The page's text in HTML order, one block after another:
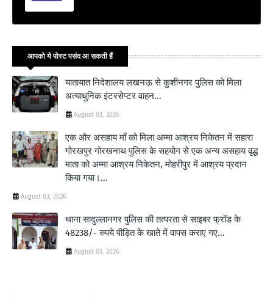
आपको ये पोस्ट पसंद आ सकती हैं
यातायात निदेशालय लखनऊ से कुशीनगर पुलिस को मिला
अत्याधुनिक इंटरसेप्टर वाहन...
August 03, 2026
एक और असहाय माँ को मिला अम्मा आश्रय निकेतन में सहारा
गोरखपुर गोरखनाथ पुलिस के सहयोग से एक अन्य असहाय वृद्ध
माता को अम्मा आश्रय निकेतन, मोहरीपुर में आश्रय प्रदान
किया गया।...
August 03, 2026
थाना सादुल्लानगर पुलिस की तत्परता से साइबर फ्रॉड के
48238/- रुपये पीड़ित के खाते में वापस कराए गए...
August 03, 2026